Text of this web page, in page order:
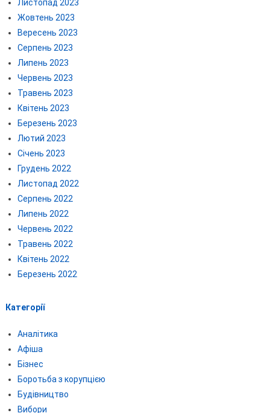
Листопад 2023
Жовтень 2023
Вересень 2023
Серпень 2023
Липень 2023
Червень 2023
Травень 2023
Квітень 2023
Березень 2023
Лютий 2023
Січень 2023
Грудень 2022
Листопад 2022
Серпень 2022
Липень 2022
Червень 2022
Травень 2022
Квітень 2022
Березень 2022
Категорії
Аналітика
Афіша
Бізнес
Боротьба з корупцією
Будівництво
Вибори